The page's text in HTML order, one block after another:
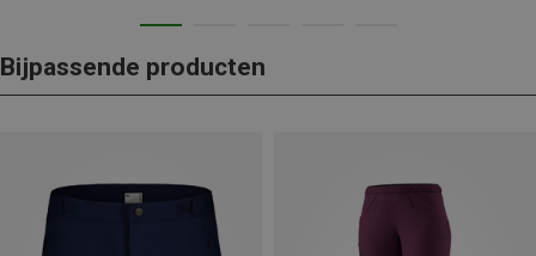
Bijpassende producten